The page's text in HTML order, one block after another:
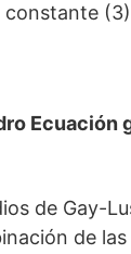
constante
Ecuación
de Gay-
de